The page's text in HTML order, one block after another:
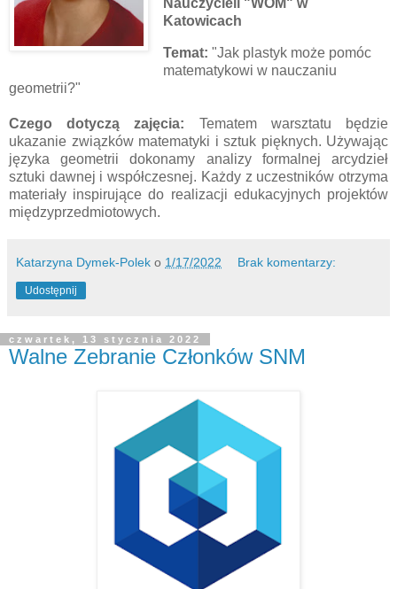
Nauczycieli "WOM" w
Katowicach
Temat: "Jak plastyk może pomóc
matematykowi w nauczaniu
geometrii?"
Czego dotyczą zajęcia: Tematem warsztatu będzie
ukazanie związków matematyki i sztuk pięknych. Używając
języka geometrii dokonamy analizy formalnej arcydzieł
sztuki dawnej i współczesnej. Każdy z uczestników otrzyma
materiały inspirujące do realizacji edukacyjnych projektów
międzyprzedmiotowych.
Katarzyna Dymek-Polek o 1/17/2022 Brak komentarzy:
Udostępnij
czwartek, 13 stycznia 2022
Walne Zebranie Członków SNM